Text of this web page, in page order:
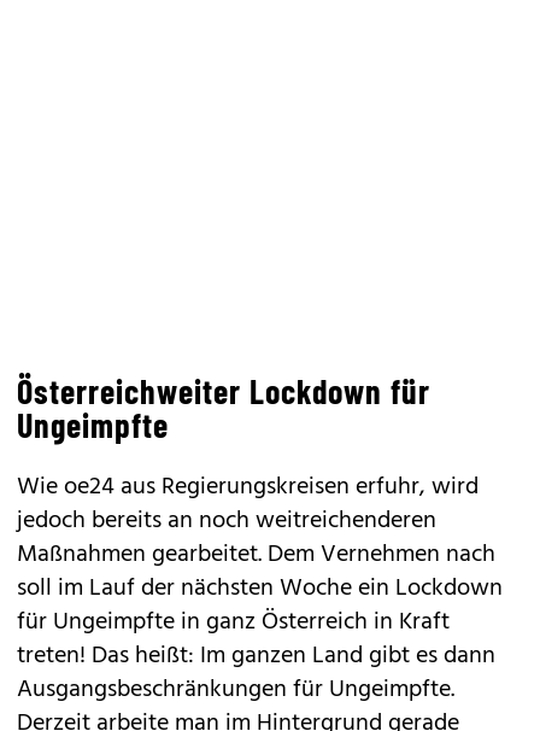
Österreichweiter Lockdown für
Ungeimpfte
Wie oe24 aus Regierungskreisen erfuhr, wird
jedoch bereits an noch weitreichenderen
Maßnahmen gearbeitet. Dem Vernehmen nach
soll im Lauf der nächsten Woche ein Lockdown
für Ungeimpfte in ganz Österreich in Kraft
treten! Das heißt: Im ganzen Land gibt es dann
Ausgangsbeschränkungen für Ungeimpfte.